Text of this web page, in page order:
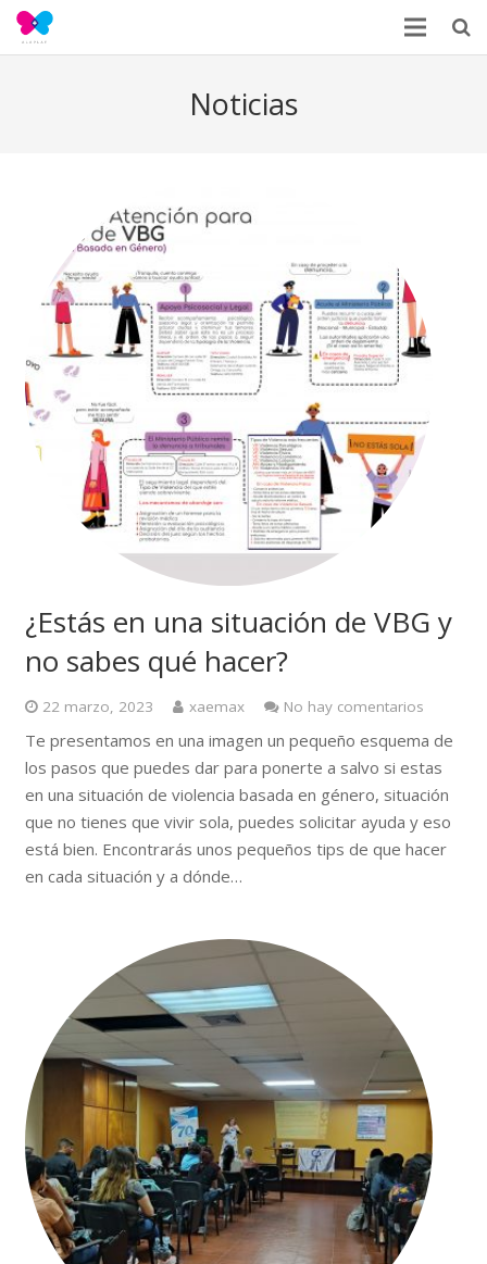
Noticias
¿Estás en una situación de VBG y
no sabes qué hacer?
22 marzo, 2023 xaemax No hay comentarios
Te presentamos en una imagen un pequeño esquema de
los pasos que puedes dar para ponerte a salvo si estas
en una situación de violencia basada en género, situación
que no tienes que vivir sola, puedes solicitar ayuda y eso
está bien. Encontrarás unos pequeños tips de que hacer
en cada situación y a dónde…